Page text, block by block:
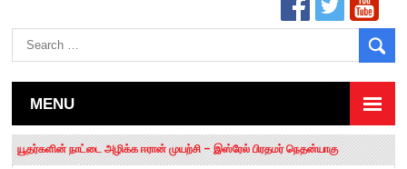
MENU
யூதர்களின் நாட்டை அழிக்க ஈரான் முயற்சி – இஸ்ரேல் பிரதமர் நெதன்யாகு
“மக்களால் நிராகரிக்கப்பட்டவர் ஸ்டாலின்!” – செங்கோட்டையன்